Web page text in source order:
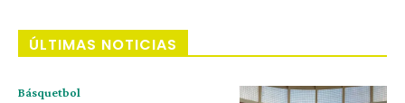
ÚLTIMAS NOTICIAS
Básquetbol